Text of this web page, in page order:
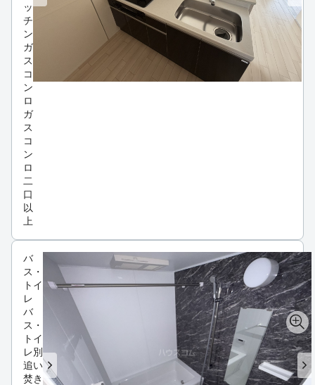
ッ
チ
ン
ガ
ス
コ
ン
ロ
ガ
ス
コ
ン
ロ
二
口
以
上
バ
ス・
トイ
レ
バ
ス・
トイ
レ別
追い
焚き